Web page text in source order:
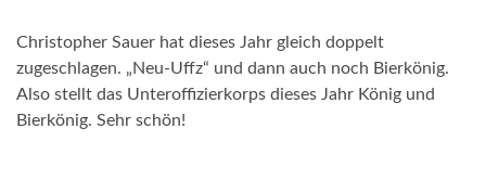
Christopher Sauer hat dieses Jahr gleich doppelt
zugeschlagen. „Neu-Uffz“ und dann auch noch Bierkönig.
Also stellt das Unteroffizierkorps dieses Jahr König und
Bierkönig. Sehr schön!